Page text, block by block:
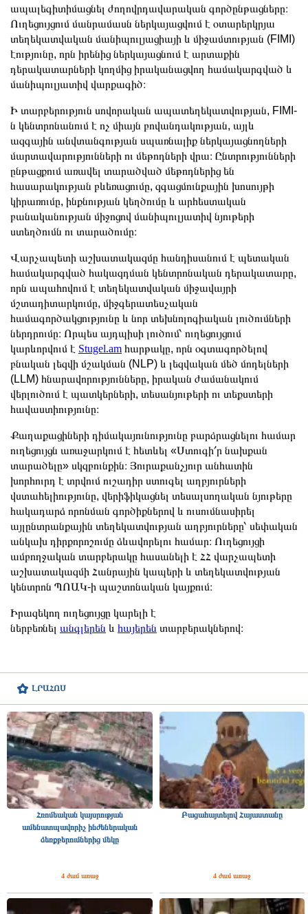
ԼՐԱՀՈՍ
Հռոմեական կայսրության
ամենատպավորիչ ինժեներական
ձեռքբերումներից մեկը
4 ժամ առաջ
Բացահայտելով Հայաստանը
4 ժամ առաջ
ապալեգիտիմացնել ժողովրդավարական գործընթացները։
Ուղեցույցում մանրամասն ներկայացվում է օտարերկրյա
տեղեկատվական մանիպուլյացիայի և միջամտության (FIMI)
էությունը, որն իրենից ներկայացնում է արտաքին
դերակատարների կողմից իրականացվող համակարգված և
մանիպուլյատիվ վարքագիծ։
Ի տարբերություն սովորական ապատեղեկատվության, FIMI-
ն կենտրոնանում է ոչ միայն բովանդակության, այլև
ազգային անվտանգության սպառնալիք ներկայացնողների
մարտավարությունների ու մեթոդների վրա։ Ընտրությունների
ընթացքում առավել տարածված մեթոդներից են
հասարակության բևեռացումը, զգացմունքային խոսույթի
կիրառումը, ինքնության կեղծումը և արհեստական
բանականության միջոցով մանիպուլյատիվ նյութերի
ստեղծումն ու տարածումը։
Վարչապետի աշխատակազմը հանդիսանում է պետական
համակարգված հակազդման կենտրոնական դերակատարը,
որն ապահովում է տեղեկատվական միջավայրի
մշտադիտարկումը, միջգերատեսչական
համագործակցությունը և նոր տեխնոլոգիական լուծումների
ներդրումը։ Որպես այդպիսի լուծում՝ ուղեցույցում
կարևորվում է Stugel.am հարթակը, որն օգտագործելով
բնական լեզվի մշակման (NLP) և լեզվական մեծ մոդելների
(LLM) հնարավորությունները, իրական ժամանակում
վերլուծում է պատկերների, տեսանյութերի ու տեքստերի
հավաստիությունը։
Քաղաքացիների դիմակայունությունը բարձրացնելու համար
ուղեցույցն առաջարկում է հետևել «Ստուգի՛ր նախքան
տարածելը» սկզբունքին։ Յուրաքանչյուր անհատին
խորհուրդ է տրվում ուշադիր ստուգել աղբյուրների
վստահելիությունը, վերիֆիկացնել տեսալսողական նյութերը
հակադարձ որոնման գործիքներով և ուսումնասիրել
այլընտրանքային տեղեկատվության աղբյուրները՝ սեփական
անկախ դիրքորոշումը ձևավորելու համար։ Ուղեցույցի
ամբողջական տարբերակը հասանելի է ՀՀ վարչապետի
աշխատակազմի Հանրային կապերի և տեղեկատվության
կենտրոն ՊՈԱԿ-ի պաշտոնական կայքում։
Իրազեկող ուղեցույցը կարելի է
ներբեռնել անգլերեն և հայերեն տարբերակներով։